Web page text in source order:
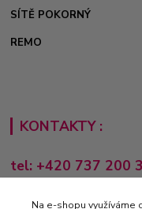
SÍTĚ POKORNÝ
REMO
KONTAKTY :
tel: +420 737 200
Pondělí-Pátek: 8 - 17 hodin
Na e-shopu využíváme